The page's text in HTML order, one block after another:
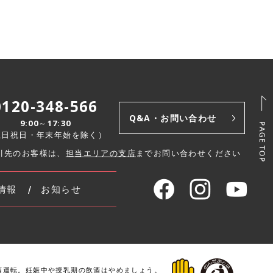
348-566
9:00～17:30
祝日・年末年始を除く）
先のお客様は、 担当エリアの支店 までお問い合わせください
Q&A・お問い合わせ
報 お知らせ
転。 妊娠中や授乳期の飲酒はやめましょう。